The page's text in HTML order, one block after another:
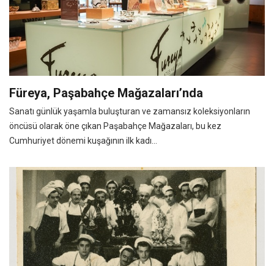
Füreya, Paşabahçe Mağazaları’nda
Sanatı günlük yaşamla buluşturan ve zamansız koleksiyonların
öncüsü olarak öne çıkan Paşabahçe Mağazaları, bu kez
Cumhuriyet dönemi kuşağının ilk kadı...